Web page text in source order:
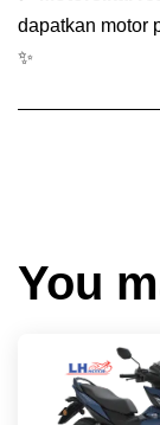
dapatkan motor
✨
You